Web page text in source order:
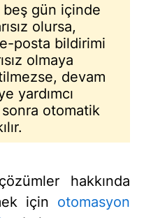
gün içinde
olursa,
posta bildirimi
olmaya
devam
yardımcı
otomatik
hakkında
için otomasyon